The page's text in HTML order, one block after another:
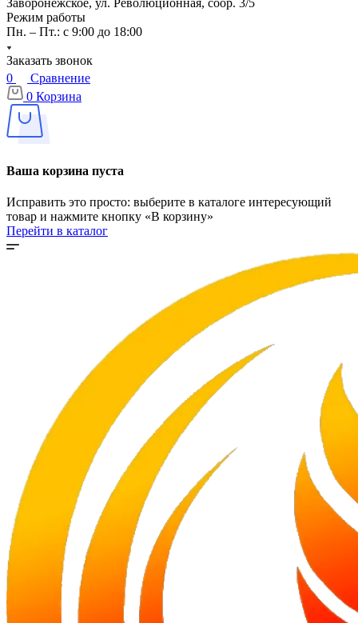
Режим работы
Пн. – Пт.: с 9:00 до 18:00
Заказать звонок
0
Сравнение
0 Корзина
Ваша корзина пуста
Исправить это просто: выберите в каталоге интересующий
товар и нажмите кнопку «В корзину»
Перейти в каталог